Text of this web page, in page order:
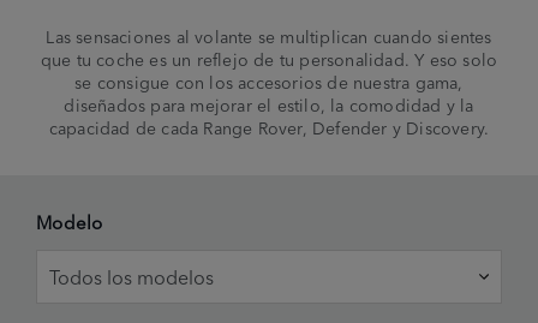
Las sensaciones al volante se multiplican cuando sientes
que tu coche es un reflejo de tu personalidad. Y eso solo
se consigue con los accesorios de nuestra gama,
diseñados para mejorar el estilo, la comodidad y la
capacidad de cada Range Rover, Defender y Discovery.
Modelo